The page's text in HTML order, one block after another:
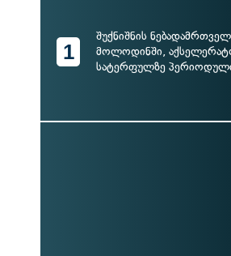
1
შუქნიშნის
მოლოდინში,
სატერფულზე